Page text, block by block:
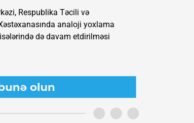
Respublika Təcili və
analoji yoxlama
də davam etdirilməsi